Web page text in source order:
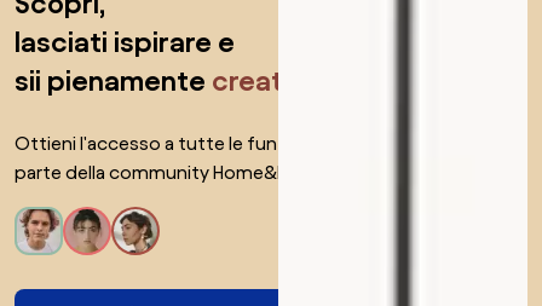
lasciati ispirare e
sii pienamente creativo
Ottieni l'accesso a tutte le funzionalità e diventa
parte della community Home&Decor.